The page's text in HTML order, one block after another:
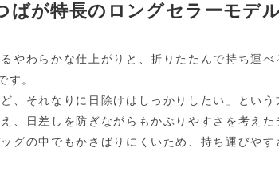
ばが特長のロングセラーモデ
やわらかな仕上がりと、折りたたんで持ち運べ
す。
、それなりに日除けはしっかりしたい」という
、日差しを防ぎながらもかぶりやすさを考えた
グの中でもかさばりにくいため、持ち運びやす